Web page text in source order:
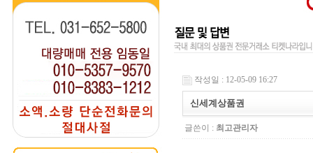
작성일 : 12-05-09 16:27
신세계상품권
글쓴이 : 최고관리자